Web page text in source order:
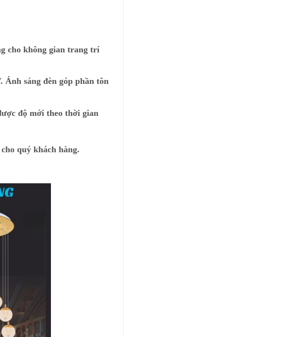
cho không gian trang trí
Ánh sáng đèn góp phần tôn
độ mới theo thời gian
quý khách hàng.